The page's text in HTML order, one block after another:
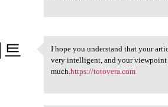
I hope you understand that
I hope you understand that your
very intelligent, and your viewpoint
much.https://totovera.com